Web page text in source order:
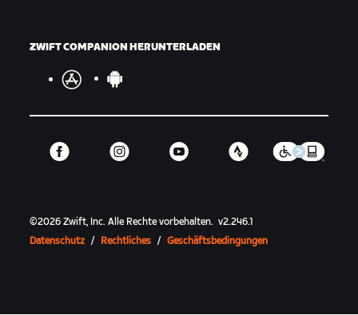
ZWIFT COMPANION HERUNTERLADEN
©2026 Zwift, Inc.Alle Rechte vorbehalten. v2.246.1
Datenschutz / Rechtliches / Geschäftsbedingungen